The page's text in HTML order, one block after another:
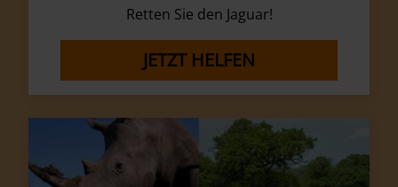
Retten Sie den Jaguar!
JETZT HELFEN